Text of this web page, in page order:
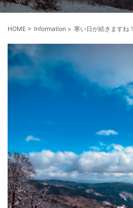
HOME > Information > 寒い日が続きますね！